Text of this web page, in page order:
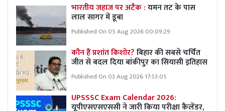
भारतीय जहाज पर अटैक :यमन तट के पास
लाल सागर में डूबा
Published On 05 Aug 2026 00:09:29
कौन हैं प्रशांत किशोर?बिहार की सबसे चर्चित
जीत से बदल दिया बांकीपुर का सियासी इतिहास
Published On 03 Aug 2026 17:53:05
UPSSSC Exam Calendar 2026:
यूपीएसएसएससी ने जारी किया परीक्षा कैलेंडर,